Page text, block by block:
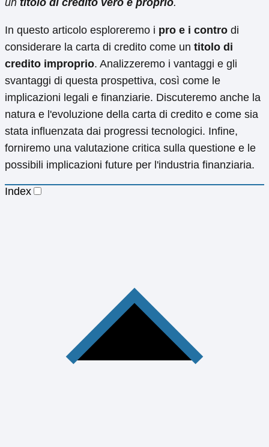
In questo articolo esploreremo i pro e i contro di
considerare la carta di credito come un titolo di
credito improprio. Analizzeremo i vantaggi e gli
svantaggi di questa prospettiva, così come le
implicazioni legali e finanziarie. Discuteremo anche la
natura e l'evoluzione della carta di credito e come sia
stata influenzata dai progressi tecnologici. Infine,
forniremo una valutazione critica sulla questione e le
possibili implicazioni future per l'industria finanziaria.
Index